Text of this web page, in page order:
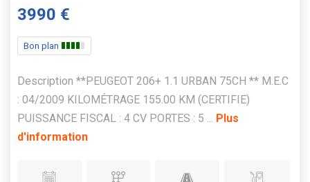
3990 €
Bon plan
Description **PEUGEOT 206+ 1.1 URBAN 75CH ** M.E.C
: 04/2009 KILOMÉTRAGE 155.00 KM (CERTIFIE)
PUISSANCE FISCAL : 4 CV PORTES : 5 ... Plus
d'information